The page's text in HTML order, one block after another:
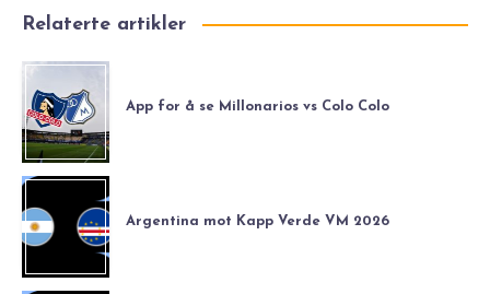
Relaterte artikler
App for å se Millonarios vs Colo Colo
Argentina mot Kapp Verde VM 2026